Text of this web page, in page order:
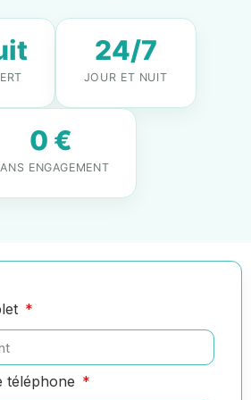
24/7
JOUR ET NUIT
0 €
ENGAGEMENT
téléphone